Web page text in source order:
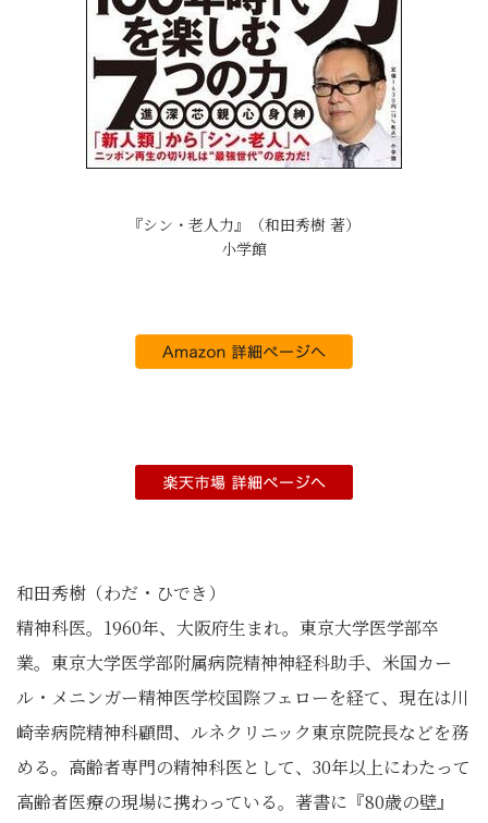
『シン・老人力』（和田秀樹 著）
小学館
和田秀樹（わだ・ひでき）
精神科医。1960年、大阪府生まれ。東京大学医学部卒
業。東京大学医学部附属病院精神神経科助手、米国カー
ル・メニンガー精神医学校国際フェローを経て、現在は川
崎幸病院精神科顧問、ルネクリニック東京院院長などを務
める。高齢者専門の精神科医として、30年以上にわたって
高齢者医療の現場に携わっている。著書に『80歳の壁』